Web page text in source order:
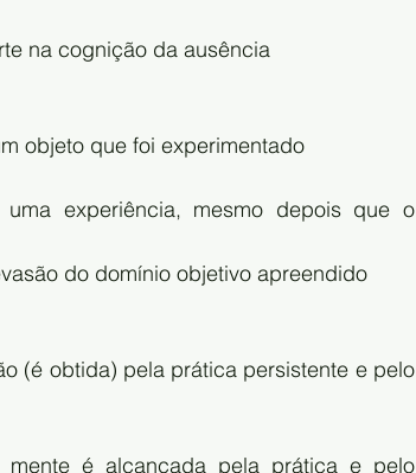
na cognição da ausência
objeto que foi experimentado
experiência, mesmo depois que o
do domínio objetivo apreendido
(é obtida) pela prática persistente e pelo
é alcançada pela prática e pelo